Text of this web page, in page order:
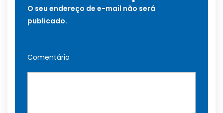
O seu endereço de e-mail não será
publicado.
Comentário